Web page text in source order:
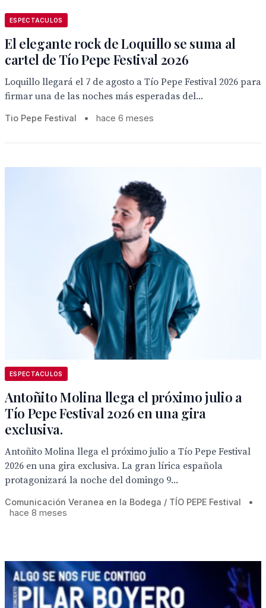
ESPECTACULOS
El elegante rock de Loquillo se suma al
cartel de Tío Pepe Festival 2026
Loquillo llegará el 7 de agosto a Tío Pepe Festival 2026 para
firmar una de las noches más esperadas del...
Tio Pepe Festival • hace 6 meses
ESPECTACULOS
Antoñito Molina llega el próximo julio a
Tío Pepe Festival 2026 en una gira
exclusiva.
Antoñito Molina llega el próximo julio a Tío Pepe Festival
2026 en una gira exclusiva. La gran lírica española
protagonizará la noche del domingo 9...
Comunicación Veranea en la Bodega / TÍO PEPE Festival
•
hace 8 meses